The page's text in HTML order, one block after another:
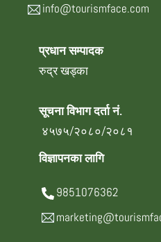
info@tourismface.com
प्रधान सम्पादक
रुद्र खड्का
सूचना विभाग दर्ता नं.
४५७५/२०८०/२०८१
विज्ञापनका लागि
9851076362